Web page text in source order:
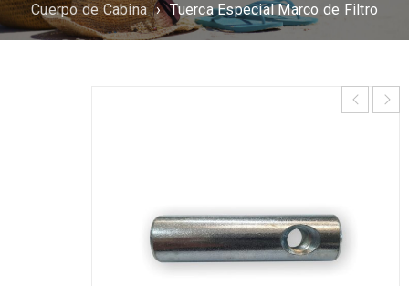
Cuerpo de Cabina › Tuerca Especial Marco de Filtro